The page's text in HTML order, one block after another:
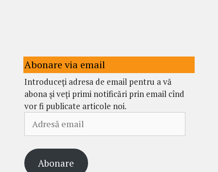
Abonare via email
Introduceți adresa de email pentru a vă
abona și veți primi notificări prin email cînd
vor fi publicate articole noi.
email
Abonare